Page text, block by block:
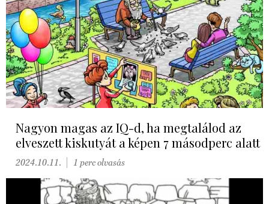
Nagyon magas az IQ-d, ha megtalálod az
elveszett kiskutyát a képen 7 másodperc alatt
2024.10.11. 1 perc olvasás